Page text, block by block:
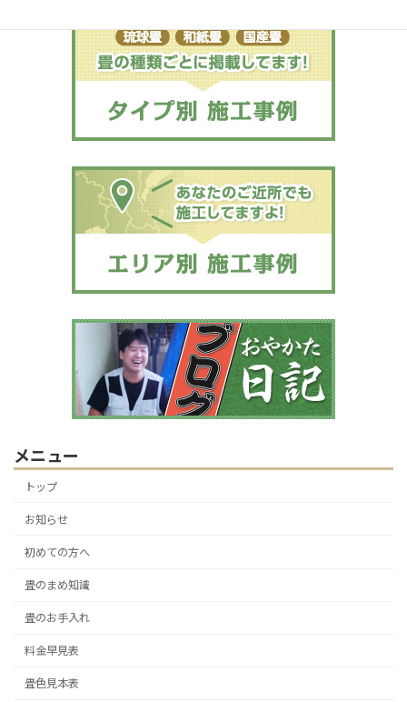
メニュー
トップ
お知らせ
初めての方へ
畳のまめ知識
畳のお手入れ
料金早見表
畳色見本表